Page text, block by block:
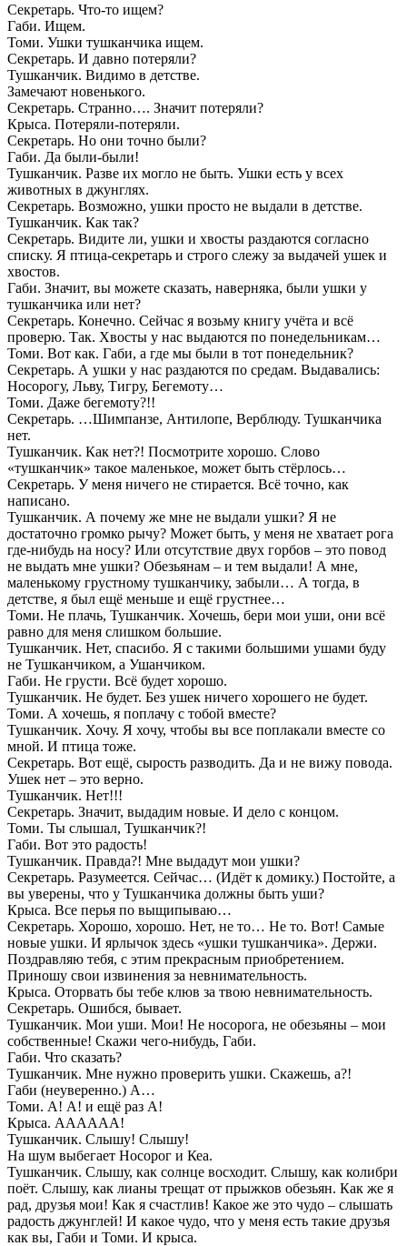
Секретарь. Что-то ищем?
Габи. Ищем.
Томи. Ушки тушканчика ищем.
Секретарь. И давно потеряли?
Тушканчик. Видимо в детстве.
Замечают новенького.
Секретарь. Странно…. Значит потеряли?
Крыса. Потеряли-потеряли.
Секретарь. Но они точно были?
Габи. Да были-были!
Тушканчик. Разве их могло не быть. Ушки есть у всех
животных в джунглях.
Секретарь. Возможно, ушки просто не выдали в детстве.
Тушканчик. Как так?
Секретарь. Видите ли, ушки и хвосты раздаются согласно
списку. Я птица-секретарь и строго слежу за выдачей ушек и
хвостов.
Габи. Значит, вы можете сказать, наверняка, были ушки у
тушканчика или нет?
Секретарь. Конечно. Сейчас я возьму книгу учёта и всё
проверю. Так. Хвосты у нас выдаются по понедельникам…
Томи. Вот как. Габи, а где мы были в тот понедельник?
Секретарь. А ушки у нас раздаются по средам. Выдавались:
Носорогу, Льву, Тигру, Бегемоту…
Томи. Даже бегемоту?!!
Секретарь. …Шимпанзе, Антилопе, Верблюду. Тушканчика
нет.
Тушканчик. Как нет?! Посмотрите хорошо. Слово
«тушканчик» такое маленькое, может быть стёрлось…
Секретарь. У меня ничего не стирается. Всё точно, как
написано.
Тушканчик. А почему же мне не выдали ушки? Я не
достаточно громко рычу? Может быть, у меня не хватает рога
где-нибудь на носу? Или отсутствие двух горбов – это повод
не выдать мне ушки? Обезьянам – и тем выдали! А мне,
маленькому грустному тушканчику, забыли… А тогда, в
детстве, я был ещё меньше и ещё грустнее…
Томи. Не плачь, Тушканчик. Хочешь, бери мои уши, они всё
равно для меня слишком большие.
Тушканчик. Нет, спасибо. Я с такими большими ушами буду
не Тушканчиком, а Ушанчиком.
Габи. Не грусти. Всё будет хорошо.
Тушканчик. Не будет. Без ушек ничего хорошего не будет.
Томи. А хочешь, я поплачу с тобой вместе?
Тушканчик. Хочу. Я хочу, чтобы вы все поплакали вместе со
мной. И птица тоже.
Секретарь. Вот ещё, сырость разводить. Да и не вижу повода.
Ушек нет – это верно.
Тушканчик. Нет!!!
Секретарь. Значит, выдадим новые. И дело с концом.
Томи. Ты слышал, Тушканчик?!
Габи. Вот это радость!
Тушканчик. Правда?! Мне выдадут мои ушки?
Секретарь. Разумеется. Сейчас… (Идёт к домику.) Постойте, а
вы уверены, что у Тушканчика должны быть уши?
Крыса. Все перья по выщипываю…
Секретарь. Хорошо, хорошо. Нет, не то… Не то. Вот! Самые
новые ушки. И ярлычок здесь «ушки тушканчика». Держи.
Поздравляю тебя, с этим прекрасным приобретением.
Приношу свои извинения за невнимательность.
Крыса. Оторвать бы тебе клюв за твою невнимательность.
Секретарь. Ошибся, бывает.
Тушканчик. Мои уши. Мои! Не носорога, не обезьяны – мои
собственные! Скажи чего-нибудь, Габи.
Габи. Что сказать?
Тушканчик. Мне нужно проверить ушки. Скажешь, а?!
Габи (неуверенно.) А…
Томи. А! А! и ещё раз А!
Крыса. АААААА!
Тушканчик. Слышу! Слышу!
На шум выбегает Носорог и Кеа.
Тушканчик. Слышу, как солнце восходит. Слышу, как колибри
поёт. Слышу, как лианы трещат от прыжков обезьян. Как же я
рад, друзья мои! Как я счастлив! Какое же это чудо – слышать
радость джунглей! И какое чудо, что у меня есть такие друзья
как вы, Габи и Томи. И крыса.